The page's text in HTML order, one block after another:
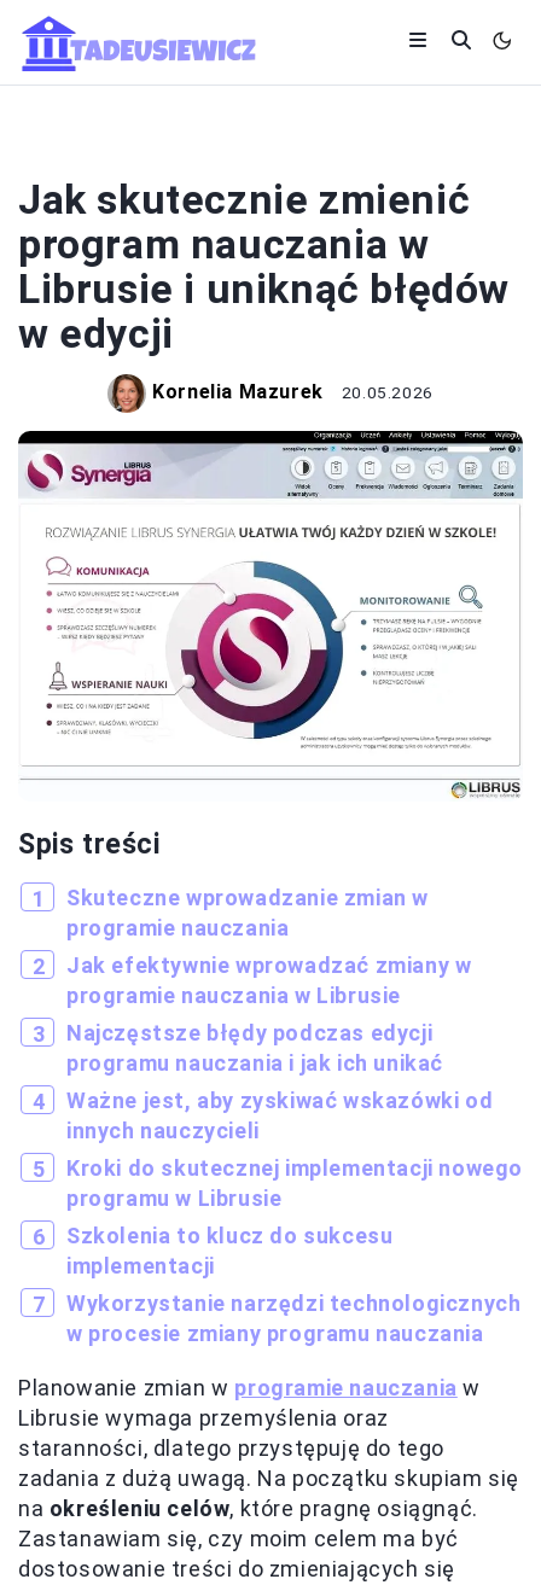
Jak skutecznie zmienić
program nauczania w
Librusie i uniknąć błędów
w edycji
Kornelia Mazurek 20.05.2026
Spis treści
Skuteczne wprowadzanie zmian w
programie nauczania
Jak efektywnie wprowadzać zmiany w
programie nauczania w Librusie
Najczęstsze błędy podczas edycji
programu nauczania i jak ich unikać
Ważne jest, aby zyskiwać wskazówki od
innych nauczycieli
Kroki do skutecznej implementacji nowego
programu w Librusie
Szkolenia to klucz do sukcesu
implementacji
Wykorzystanie narzędzi technologicznych
w procesie zmiany programu nauczania
Planowanie zmian w programie nauczania w
Librusie wymaga przemyślenia oraz
staranności, dlatego przystępuję do tego
zadania z dużą uwagą. Na początku skupiam się
na określeniu celów, które pragnę osiągnąć.
Zastanawiam się, czy moim celem ma być
dostosowanie treści do zmieniających się